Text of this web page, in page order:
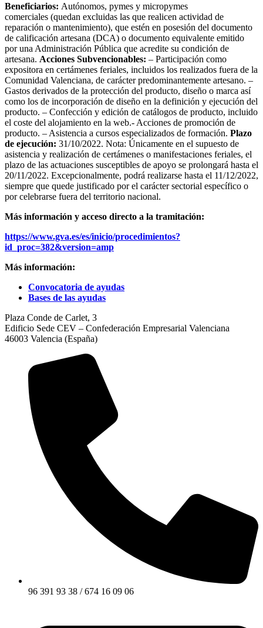
Beneficiarios: Autónomos, pymes y micropymes
comerciales (quedan excluidas las que realicen actividad de
reparación o mantenimiento), que estén en posesión del documento
de calificación artesana (DCA) o documento equivalente emitido
por una Administración Pública que acredite su condición de
artesana. Acciones Subvencionables: – Participación como
expositora en certámenes feriales, incluidos los realizados fuera de la
Comunidad Valenciana, de carácter predominantemente artesano. –
Gastos derivados de la protección del producto, diseño o marca así
como los de incorporación de diseño en la definición y ejecución del
producto. – Confección y edición de catálogos de producto, incluido
el coste del alojamiento en la web.- Acciones de promoción de
producto. – Asistencia a cursos especializados de formación. Plazo
de ejecución: 31/10/2022. Nota: Únicamente en el supuesto de
asistencia y realización de certámenes o manifestaciones feriales, el
plazo de las actuaciones susceptibles de apoyo se prolongará hasta el
20/11/2022. Excepcionalmente, podrá realizarse hasta el 11/12/2022,
siempre que quede justificado por el carácter sectorial específico o
por celebrarse fuera del territorio nacional.
Más información y acceso directo a la tramitación:
https://www.gva.es/es/inicio/procedimientos?
id_proc=382&version=amp
Más información:
Convocatoria de ayudas
Bases de las ayudas
Plaza Conde de Carlet, 3
Edificio Sede CEV – Confederación Empresarial Valenciana
46003 Valencia (España)
96 391 93 38 / 674 16 09 06